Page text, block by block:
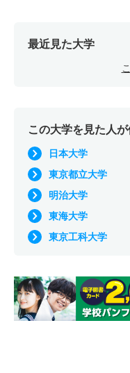
最近見た大学
この大学を見た人
日本大学
東京都立大学
明治大学
東海大学
東京工科大学